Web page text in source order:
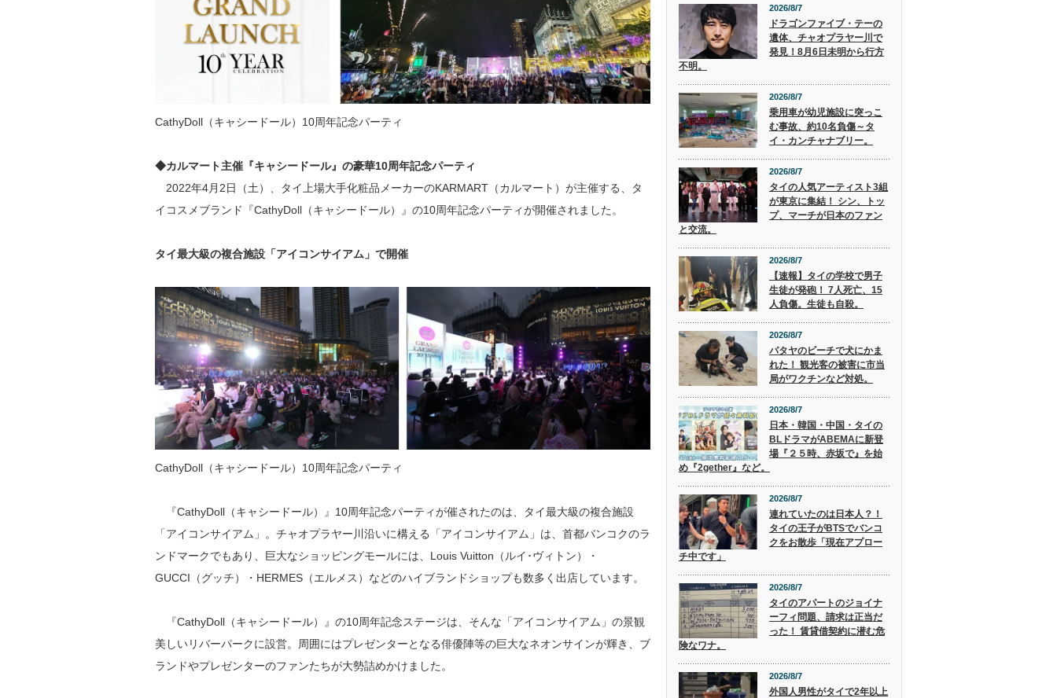
CathyDoll（キャシードール）10周年記念パーティ
◆カルマート主催『キャシードール』の豪華10周年記念パーティ
2022年4月2日（土）、タイ上場大手化粧品メーカーのKARMART（カルマート）が主催する、タ
イコスメブランド『CathyDoll（キャシードール）』の10周年記念パーティが開催されました。
タイ最大級の複合施設「アイコンサイアム」で開催
CathyDoll（キャシードール）10周年記念パーティ
『CathyDoll（キャシードール）』10周年記念パーティが催されたのは、タイ最大級の複合施設
「アイコンサイアム」。チャオプラヤー川沿いに構える「アイコンサイアム」は、首都バンコクのラ
ンドマークでもあり、巨大なショッピングモールには、Louis Vuitton（ルイ･ヴィトン）・
GUCCI（グッチ）・HERMES（エルメス）などのハイブランドショップも数多く出店しています。
『CathyDoll（キャシードール）』の10周年記念ステージは、そんな「アイコンサイアム」の景観
美しいリバーパークに設営。周囲にはプレゼンターとなる俳優陣等の巨大なネオンサインが輝き、ブ
ランドやプレゼンターのファンたちが大勢詰めかけました。
2026/8/7
ドラゴンファイブ・テーの
遺体、チャオプラヤー川で
発見！8月6日未明から行方
不明。
2026/8/7
乗用車が幼児施設に突っこ
む事故、約10名負傷～タ
イ・カンチャナブリー。
2026/8/7
タイの人気アーティスト3組
が東京に集結！ シン、トッ
プ、マーチが日本のファン
と交流。
2026/8/7
【速報】タイの学校で男子
生徒が発砲！ 7人死亡、15
人負傷。生徒も自殺。
2026/8/7
パタヤのビーチで犬にかま
れた！ 観光客の被害に市当
局がワクチンなど対処。
2026/8/7
日本・韓国・中国・タイの
BLドラマがABEMAに新登
場『２５時、赤坂で』を始
め『2gether』など。
2026/8/7
連れていたのは日本人？！
タイの王子がBTSでバンコ
クをお散歩「現在アプロー
チ中です」
2026/8/7
タイのアパートのジョイナ
ーフィ問題、請求は正当だ
った！ 賃貸借契約に潜む危
険なワナ。
2026/8/7
外国人男性がタイで2年以上